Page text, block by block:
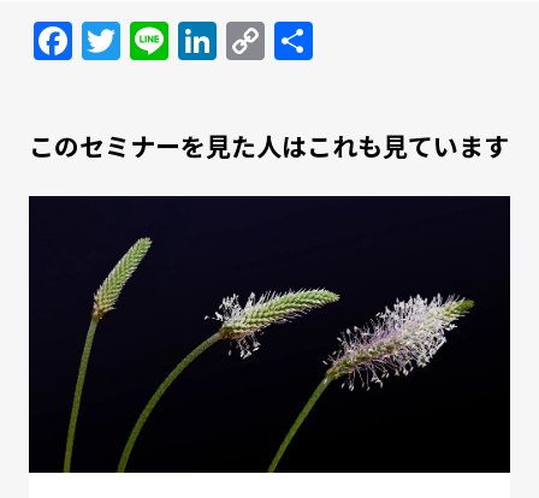
Facebook
Twitter
LineLinkedIn
Copy
共
このセミナーを見た人はこれも見ています